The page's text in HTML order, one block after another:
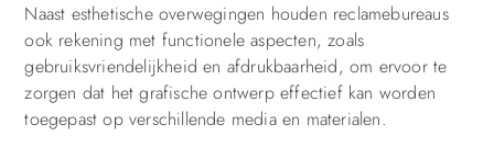
Naast esthetische overwegingen houden reclamebureaus
ook rekening met functionele aspecten, zoals
gebruiksvriendelijkheid en afdrukbaarheid, om ervoor te
zorgen dat het grafische ontwerp effectief kan worden
toegepast op verschillende media en materialen.